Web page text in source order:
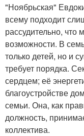
"Ноябрьская"
всему подходит
рассудительно, что
возможности. В
только детей, но и
требует порядка.
сердцем; её
благоустройстве
семьи. Она, как
должность,
коллектива.